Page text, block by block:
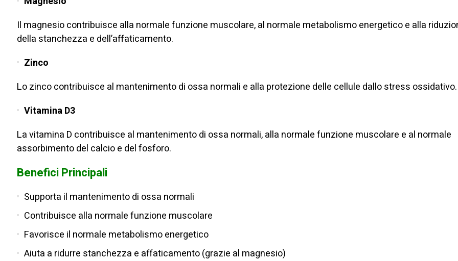
Il magnesio contribuisce alla normale funzione muscolare, al normale metabolismo energetico e alla
della stanchezza e dell’affaticamento.
Zinco
Lo zinco contribuisce al mantenimento di ossa normali e alla protezione delle cellule dallo stress ossidativo.
Vitamina D3
La vitamina D contribuisce al mantenimento di ossa normali, alla normale funzione muscolare e al normale
assorbimento del calcio e del fosforo.
Benefici Principali
Supporta il mantenimento di ossa normali
Contribuisce alla normale funzione muscolare
Favorisce il normale metabolismo energetico
Aiuta a ridurre stanchezza e affaticamento (grazie al magnesio)